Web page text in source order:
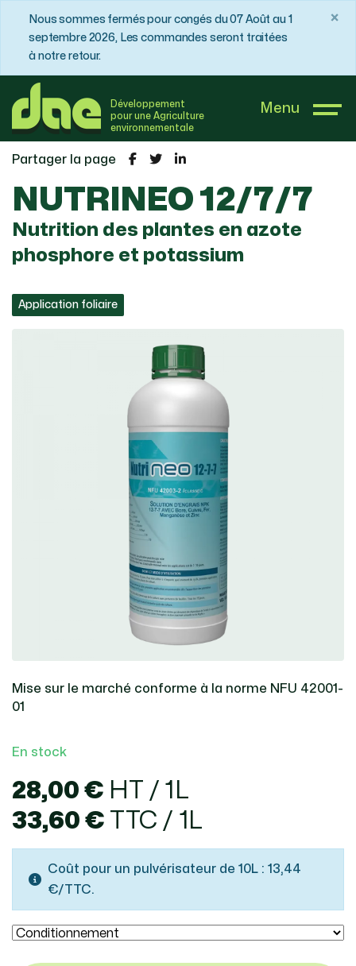
Nous sommes fermés pour congés du 07 Août au 1
septembre 2026, Les commandes seront traitées
à notre retour.
×
Développement
pour une Agriculture
environnementale
Menu
DAE France
NUTRINEO 12/7/7
Partager la page
NUTRINEO 12/7/7
Nutrition des plantes en azote
phosphore et potassium
Application foliaire
Mise sur le marché conforme à la norme NFU 42001-
01
En stock
28,00 € HT / 1L
33,60 € TTC / 1L
Coût pour un pulvérisateur de 10L : 13,44
€/TTC.